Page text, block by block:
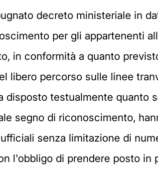
decreto ministeriale in
per gli appartenenti
in conformità a quanto
libero percorso sulle linee
testualmente quanto
segno di riconoscimento,
senza limitazione di
l'obbligo di prendere posto in